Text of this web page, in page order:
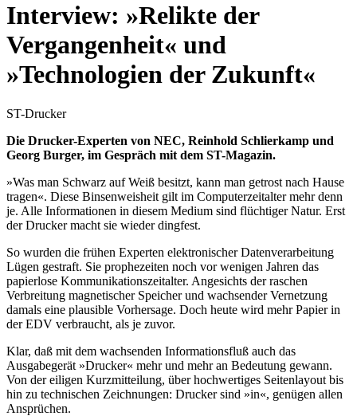
Interview: »Relikte der
Vergangenheit« und
»Technologien der Zukunft«
ST-Drucker
Die Drucker-Experten von NEC, Reinhold Schlierkamp und
Georg Burger, im Gespräch mit dem ST-Magazin.
»Was man Schwarz auf Weiß besitzt, kann man getrost nach Hause
tragen«. Diese Binsenweisheit gilt im Computerzeitalter mehr denn
je. Alle Informationen in diesem Medium sind flüchtiger Natur. Erst
der Drucker macht sie wieder dingfest.
So wurden die frühen Experten elektronischer Datenverarbeitung
Lügen gestraft. Sie prophezeiten noch vor wenigen Jahren das
papierlose Kommunikationszeitalter. Angesichts der raschen
Verbreitung magnetischer Speicher und wachsender Vernetzung
damals eine plausible Vorhersage. Doch heute wird mehr Papier in
der EDV verbraucht, als je zuvor.
Klar, daß mit dem wachsenden Informationsfluß auch das
Ausgabegerät »Drucker« mehr und mehr an Bedeutung gewann.
Von der eiligen Kurzmitteilung, über hochwertiges Seitenlayout bis
hin zu technischen Zeichnungen: Drucker sind »in«, genügen allen
Ansprüchen.